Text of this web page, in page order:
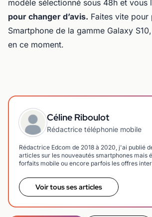
modèle sélectionné sous 48h et vous
pour changer d’avis. Faites vite
Smartphone de la gamme Galaxy
en ce moment.
Céline Riboulot
Rédactrice téléphonie mobile
Rédactrice Edcom de 2018 à 2020, j'ai publié
articles sur les nouveautés smartphones mais
forfaits mobile ou encore parfois les offres
Voir tous ses articles